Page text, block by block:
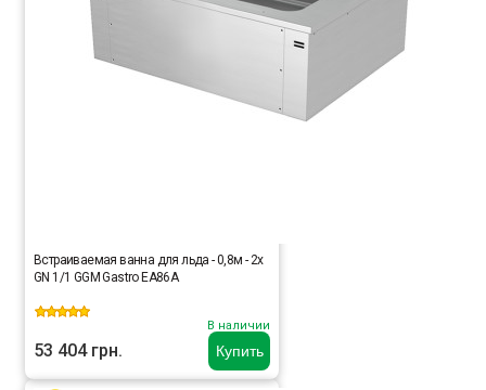
Купить
Встраиваемая ванна для льда - 0,8м - 2x
GN 1/1 GGM Gastro EA86A
В наличии
53 404 грн.